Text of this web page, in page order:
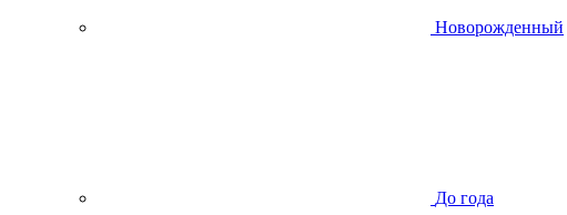
Новорожденный
До года